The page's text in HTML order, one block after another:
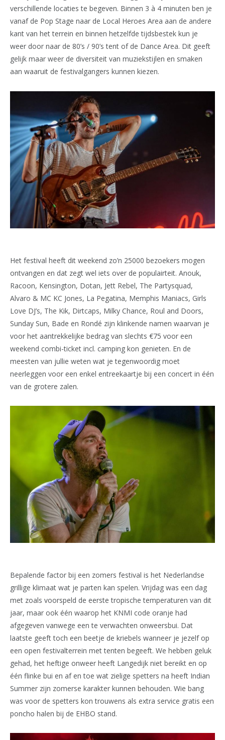
verschillende locaties te begeven. Binnen 3 à 4 minuten ben je
vanaf de Pop Stage naar de Local Heroes Area aan de andere
kant van het terrein en binnen hetzelfde tijdsbestek kun je
weer door naar de 80’s / 90’s tent of de Dance Area. Dit geeft
gelijk maar weer de diversiteit van muziekstijlen en smaken
aan waaruit de festivalgangers kunnen kiezen.
Het festival heeft dit weekend zo’n 25000 bezoekers mogen
ontvangen en dat zegt wel iets over de populairteit. Anouk,
Racoon, Kensington, Dotan, Jett Rebel, The Partysquad,
Alvaro & MC KC Jones, La Pegatina, Memphis Maniacs, Girls
Love DJ’s, The Kik, Dirtcaps, Milky Chance, Roul and Doors,
Sunday Sun, Bade en Rondé zijn klinkende namen waarvan je
voor het aantrekkelijke bedrag van slechts €75 voor een
weekend combi-ticket incl. camping kon genieten. En de
meesten van jullie weten wat je tegenwoordig moet
neerleggen voor een enkel entreekaartje bij een concert in één
van de grotere zalen.
Bepalende factor bij een zomers festival is het Nederlandse
grillige klimaat wat je parten kan spelen. Vrijdag was een dag
met zoals voorspeld de eerste tropische temperaturen van dit
jaar, maar ook één waarop het KNMI code oranje had
afgegeven vanwege een te verwachten onweersbui. Dat
laatste geeft toch een beetje de kriebels wanneer je jezelf op
een open festivalterrein met tenten begeeft. We hebben geluk
gehad, het heftige onweer heeft Langedijk niet bereikt en op
één flinke bui en af en toe wat zielige spetters na heeft Indian
Summer zijn zomerse karakter kunnen behouden. Wie bang
was voor de spetters kon trouwens als extra service gratis een
poncho halen bij de EHBO stand.